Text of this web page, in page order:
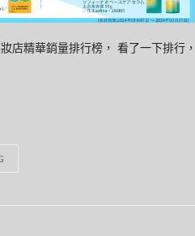
店精華銷量排行榜， 看了一下排行